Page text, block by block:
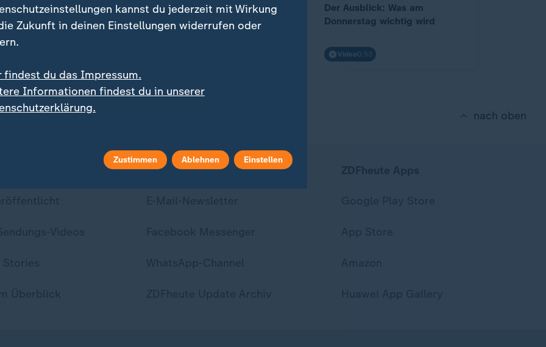
Batterie ist die
EU ringt um Ukraine-
Finanzierung
Der Ausblick: Was am
Donnerstag wichtig wird
Video0:53
nach oben
ZDFheute Update
kannst du jederzeit mit Wirkung
Zukunft in deinen Einstellungen widerrufen oder
findest du das Impressum.
Informationen findest du in unserer
Zustimmen Ablehnen Einstellen